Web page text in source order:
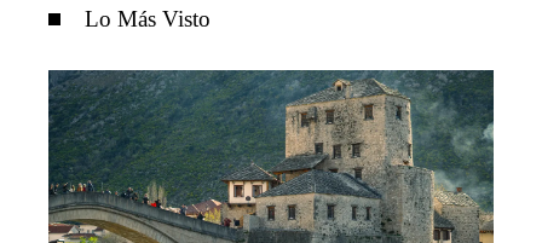
Lo Más Visto